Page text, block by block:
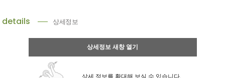
details 상세정보
상세정보 새창 열기
상세 정보를 확대해 보실 수 있습니다.